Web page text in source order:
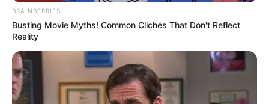
BRAINBERRIES
Busting Movie Myths! Common Clichés That Don't Reflect
Reality